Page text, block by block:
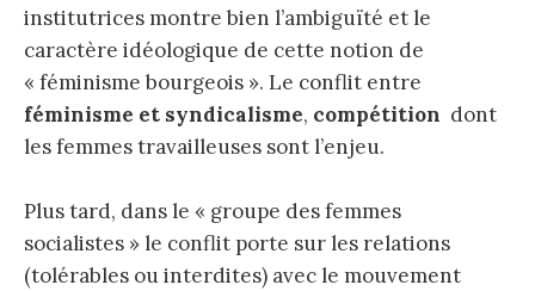
institutrices montre bien l’ambiguïté et le
caractère idéologique de cette notion de
« féminisme bourgeois ». Le conflit entre
féminisme et syndicalisme, compétition dont
les femmes travailleuses sont l’enjeu.
Plus tard, dans le « groupe des femmes
socialistes » le conflit porte sur les relations
(tolérables ou interdites) avec le mouvement